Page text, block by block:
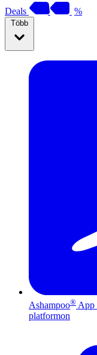
Deals %
Több
Ashampoo® App
platformon